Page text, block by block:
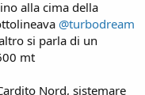
alla cima della
@turbodream
si parla di un
mt
Nord, sistemare